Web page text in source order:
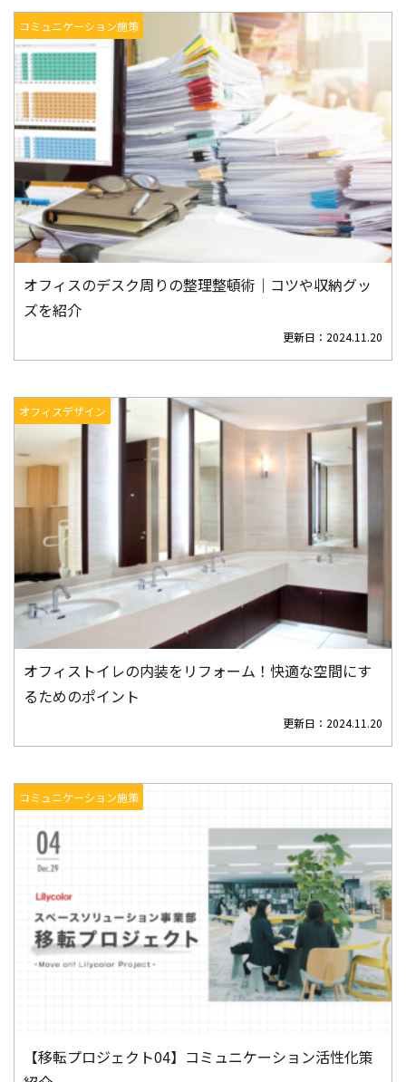
コミュニケーション施策
オフィスのデスク周りの整理整頓術｜コツや収納グッ
ズを紹介
更新日： 2024.11.20
オフィスデザイン
オフィストイレの内装をリフォーム！快適な空間にす
るためのポイント
更新日： 2024.11.20
コミュニケーション施策
【移転プロジェクト04】コミュニケーション活性化策